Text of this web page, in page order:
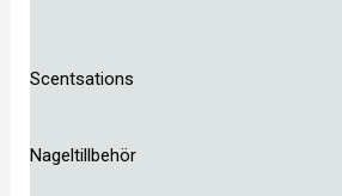
Scentsations
Nageltillbehör